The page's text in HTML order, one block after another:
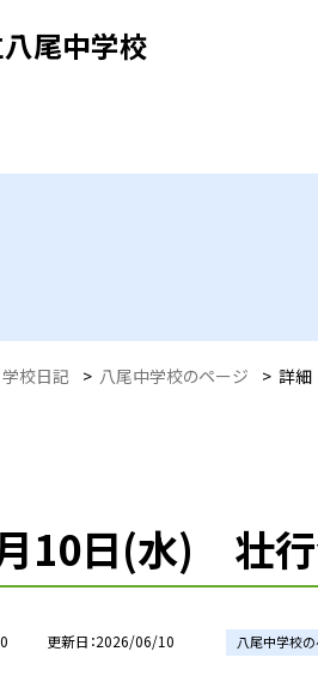
尾中学校
学校日記 > 八尾中学校のページ > 詳細
10日(水) 壮
更新日 2026/06/10 八尾中学校